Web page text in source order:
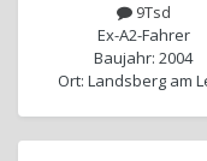
9Tsd
Ex-A2-Fahrer
Baujahr: 2004
Ort: Landsberg am